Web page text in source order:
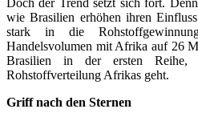
wie Brasilien erhöhen ihren
stark in die
Handelsvolumen mit Afrika auf 26
Brasilien in der ersten
Rohstoffverteilung Afrikas geht.
Griff nach den Sternen